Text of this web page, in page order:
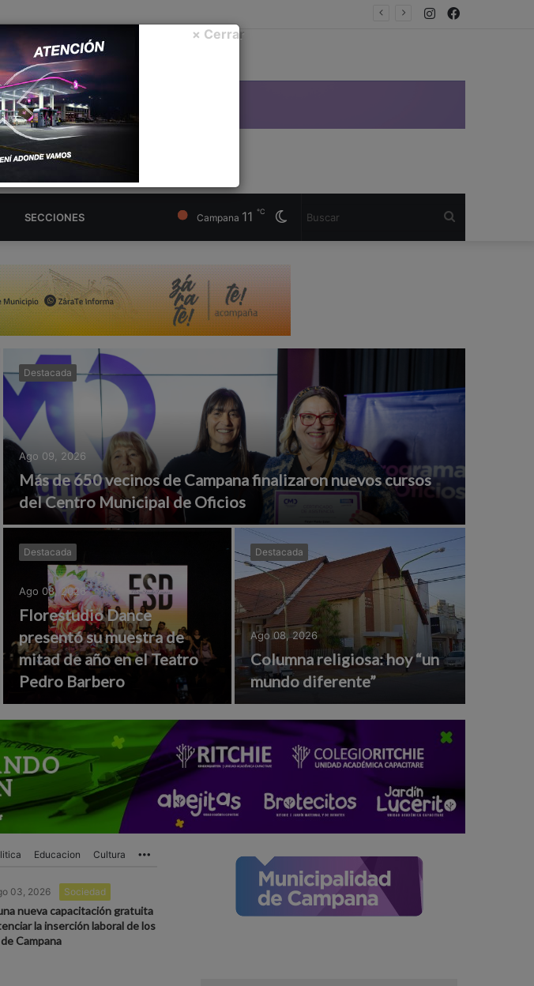
Instagram
SECCIONES Cambiar
Campana 11 ℃
Destacada
Ago 09, 2026
Más de 650 vecinos de Campana finalizaron nuevos cursos
del Centro Municipal de Oficios
Destacada
Ago 08, 2026
Florestudio Dance
presentó su muestra de
mitad de año en el Teatro
Pedro Barbero
Destacada
Ago 08, 2026
Columna religiosa: hoy “un
mundo diferente”
Educacion Cultura
03, 2026 Sociedad
nueva capacitación gratuita
la inserción laboral de los
Campana
× Cerrar